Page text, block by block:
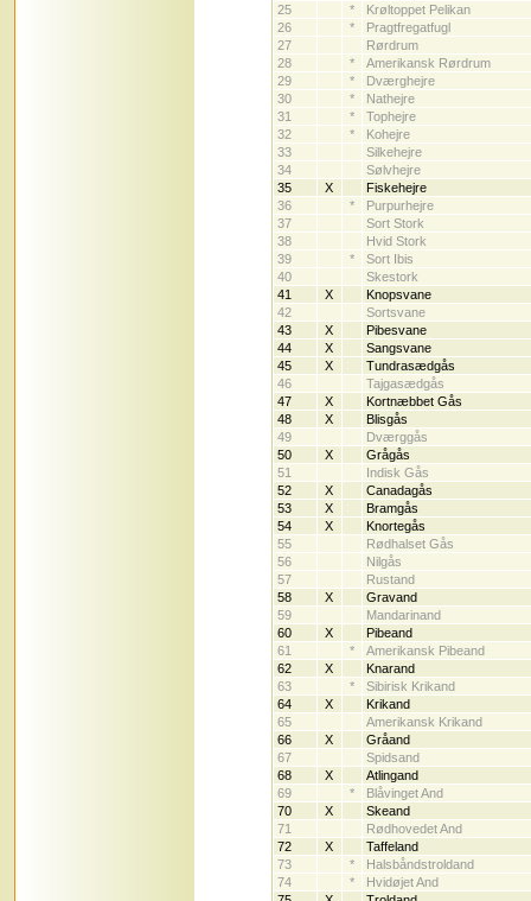
25
*
Krøltoppet Pelikan
26
*
Pragtfregatfugl
27
Rørdrum
28
*
Amerikansk Rørdrum
29
*
Dværghejre
30
*
Nathejre
31
*
Tophejre
32
*
Kohejre
33
Silkehejre
34
Sølvhejre
35
X
Fiskehejre
36
*
Purpurhejre
37
Sort Stork
38
Hvid Stork
39
*
Sort Ibis
40
Skestork
41
X
Knopsvane
42
Sortsvane
43
X
Pibesvane
44
X
Sangsvane
45
X
Tundrasædgås
46
Tajgasædgås
47
X
Kortnæbbet Gås
48
X
Blisgås
49
Dværggås
50
X
Grågås
51
Indisk Gås
52
X
Canadagås
53
X
Bramgås
54
X
Knortegås
55
Rødhalset Gås
56
Nilgås
57
Rustand
58
X
Gravand
59
Mandarinand
60
X
Pibeand
61
*
Amerikansk Pibeand
62
X
Knarand
63
*
Sibirisk Krikand
64
X
Krikand
65
Amerikansk Krikand
66
X
Gråand
67
Spidsand
68
X
Atlingand
69
*
Blåvinget And
70
X
Skeand
71
Rødhovedet And
72
X
Taffeland
73
*
Halsbåndstroldand
74
*
Hvidøjet And